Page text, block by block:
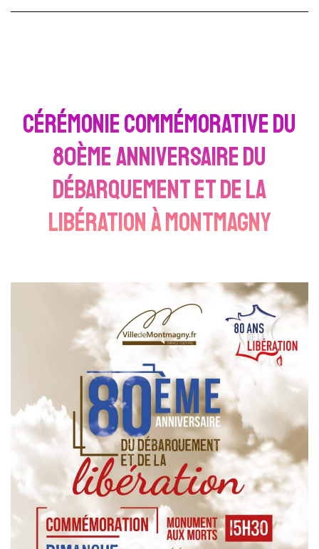
Cérémonie commémorative du
80ème anniversaire du
débarquement et de la
libération à MONTMAGNY